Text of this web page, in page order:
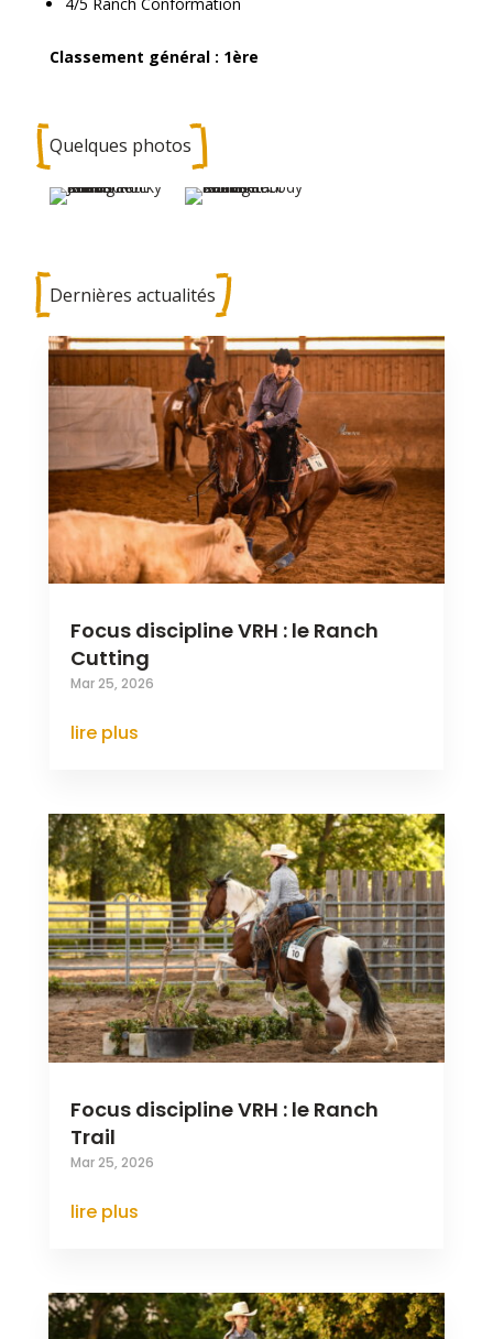
Classement général : 1ère
Quelques photos
Dernières actualités
Focus discipline VRH : le Ranch
Cutting
Mar 25, 2026
lire plus
Focus discipline VRH : le Ranch
Trail
Mar 25, 2026
lire plus